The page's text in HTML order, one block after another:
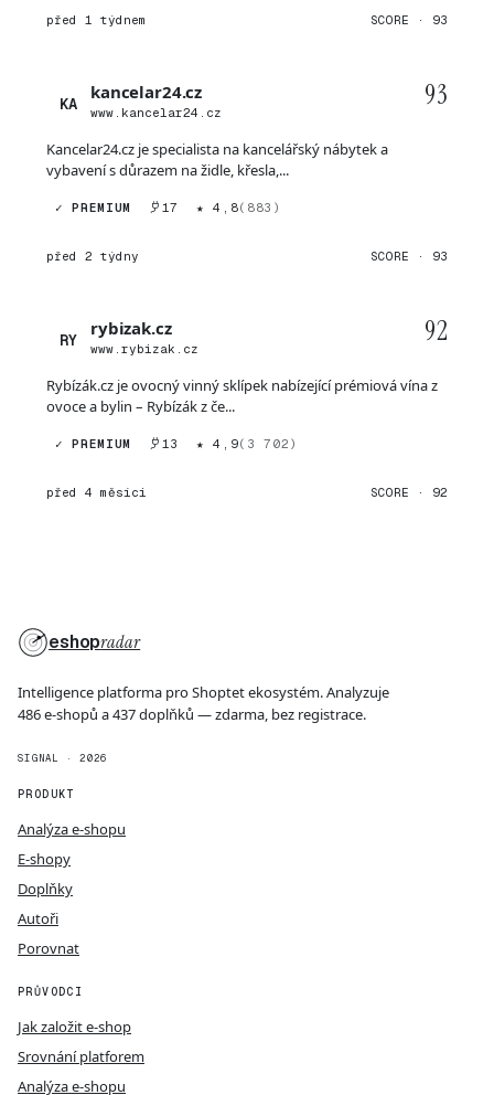
před 1 týdnem SCORE · 93
KA
kancelar24.cz
www.kancelar24.cz
93
Kancelar24.cz je specialista na kancelářský nábytek a
vybavení s důrazem na židle, křesla,...
✓ PREMIUM 17 ★ 4,8(883)
před 2 týdny SCORE · 93
RY
rybizak.cz
www.rybizak.cz
92
Rybízák.cz je ovocný vinný sklípek nabízející prémiová vína z
ovoce a bylin – Rybízák z če...
✓ PREMIUM 13 ★ 4,9(3 702)
před 4 měsíci SCORE · 92
eshopradar
Intelligence platforma pro Shoptet ekosystém. Analyzuje
486 e-shopů a 437 doplňků — zdarma, bez registrace.
SIGNAL · 2026
PRODUKT
Analýza e-shopu
E-shopy
Doplňky
Autoři
Porovnat
PRŮVODCI
Jak založit e-shop
Srovnání platforem
Analýza e-shopu